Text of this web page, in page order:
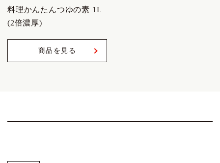
料理かんたんつゆの素 1L
(2倍濃厚)
商品を見る